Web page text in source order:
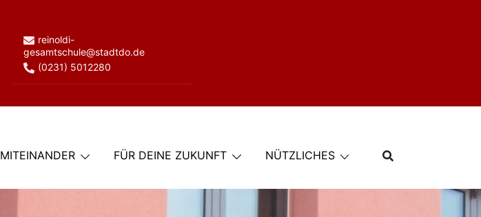
reinoldi-
gesamtschule@stadtdo.de
(0231) 5012280
MITEINANDER FÜR DEINE ZUKUNFT NÜTZLICHES